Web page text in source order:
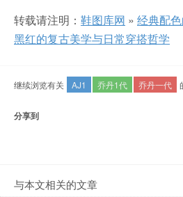
转载请注明： 鞋图库网 » 经典配
黑红的复古美学与日常穿搭哲学
继续浏览有关 AJ1 乔丹1代 乔丹一代
分享到
与本文相关的文章